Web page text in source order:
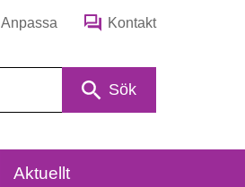
Anpassa Kontakt
Sök
Aktuellt